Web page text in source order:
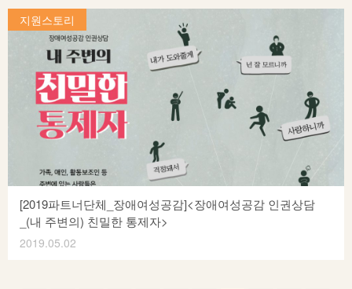
6월 5일 시작합니다. 시민사회영역에서 활동하고 있는, 신입 및
예비 여성 활동가들이 (활동 경력: 3년 미만) 역량 있는 중견 시민
활동가로 성장하고 도약할 수 있도록 돕고자 마련된 본 교육
프로그램이 교육생을 모집합니다. 많은 관심과 참여 바랍니다.
[2019 이화-유한킴벌리 NGO여성활동가 리더십 교육 개 요]
모집대상 : 여성, 시민사회단체 신입 여성 활동가 30명 (3년
미만) 모집기간 : 2019년 4월 29일(월) ~ 5월 24일(금) 지원방법
: 네이버폼을 통해 교육지원서 작성 후, 기한 내 제출
(http://naver.me/FdjDXAdQ) 문의 : 이화여자대학교
리더십개발원 (T. 02-3277-3974 / E. leadership@ewha.ac.kr) *
2019년 5월 31일(금) 부터 합격자에게 개별 통보 교육기간 :
2019년 6월 5일(수) ~ 7월 31일(수) 매주 목요일 13:00~17:00
지원스토리
[2019파트너단체_장애여성공감]<장애여성공감 인권상담
_(내 주변의) 친밀한 통제자>
2019.05.02